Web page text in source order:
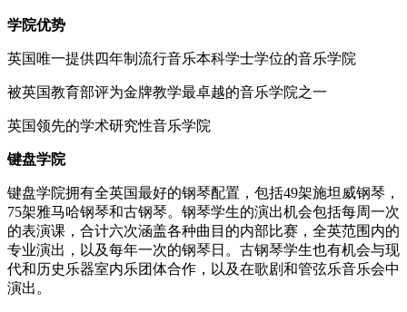
学院优势
英国唯一提供四年制流行音乐本科学士学位的音乐学院
被英国教育部评为金牌教学最卓越的音乐学院之一
英国领先的学术研究性音乐学院
键盘学院
键盘学院拥有全英国最好的钢琴配置，包括49架施坦威钢琴，
75架雅马哈钢琴和古钢琴。钢琴学生的演出机会包括每周一次
的表演课，合计六次涵盖各种曲目的内部比赛，全英范围内的
专业演出，以及每年一次的钢琴日。古钢琴学生也有机会与现
代和历史乐器室内乐团体合作，以及在歌剧和管弦乐音乐会中
演出。